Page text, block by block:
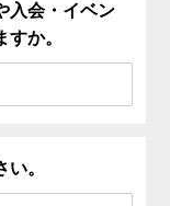
入会・イベン
か。
。